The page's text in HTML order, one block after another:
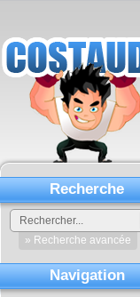
Recherche
» Recherche avancée
Navigation